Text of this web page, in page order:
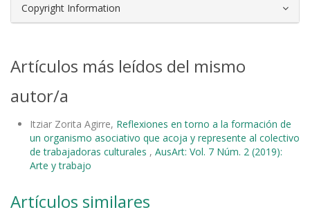
Copyright Information
Artículos más leídos del mismo
autor/a
Itziar Zorita Agirre, Reflexiones en torno a la formación de
un organismo asociativo que acoja y represente al colectivo
de trabajadoras culturales , AusArt: Vol. 7 Núm. 2 (2019):
Arte y trabajo
Artículos similares